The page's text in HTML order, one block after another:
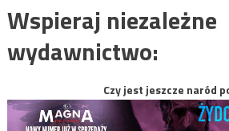
Wspieraj niezależne
wydawnictwo:
Czy jest jeszcze naród